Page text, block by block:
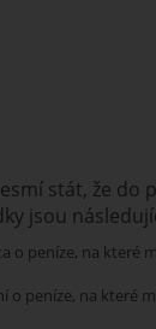
stát, že do
jsou
o peníze, na které
o peníze, na které